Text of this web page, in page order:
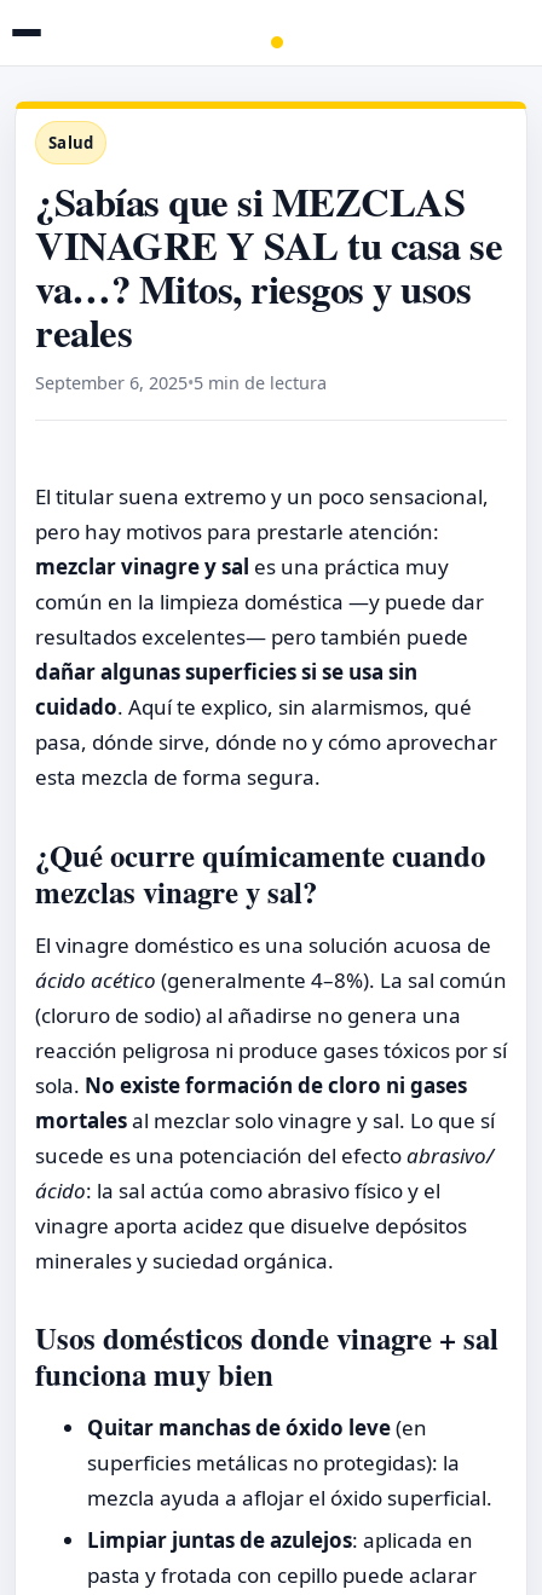
Salud
¿Sabías que si MEZCLAS
VINAGRE Y SAL tu casa se
va…? Mitos, riesgos y usos
reales
September 6, 2025•5 min de lectura
El titular suena extremo y un poco sensacional,
pero hay motivos para prestarle atención:
mezclar vinagre y sal es una práctica muy
común en la limpieza doméstica —y puede dar
resultados excelentes— pero también puede
dañar algunas superficies si se usa sin
cuidado. Aquí te explico, sin alarmismos, qué
pasa, dónde sirve, dónde no y cómo aprovechar
esta mezcla de forma segura.
¿Qué ocurre químicamente cuando
mezclas vinagre y sal?
El vinagre doméstico es una solución acuosa de
ácido acético (generalmente 4–8%). La sal común
(cloruro de sodio) al añadirse no genera una
reacción peligrosa ni produce gases tóxicos por sí
sola. No existe formación de cloro ni gases
mortalesal mezclar solo vinagre y sal. Lo que sí
sucede es una potenciación del efectoabrasivo/
ácido: la sal actúa como abrasivo físico y el
vinagre aporta acidez que disuelve depósitos
minerales y suciedad orgánica.
Usos domésticos donde vinagre + sal
funciona muy bien
Quitar manchas de óxido leve(en
superficies metálicas no protegidas): la
mezcla ayuda a aflojar el óxido superficial.
Limpiar juntas de azulejos: aplicada en
pasta y frotada con cepillo puede aclarar